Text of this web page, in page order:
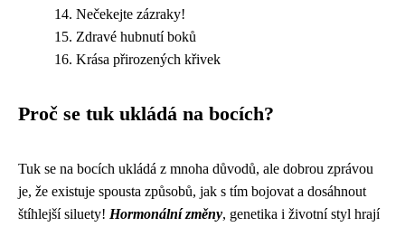
Nečekejte zázraky!
Zdravé hubnutí boků
Krása přirozených křivek
Proč se tuk ukládá na bocích?
Tuk se na bocích ukládá z mnoha důvodů, ale dobrou zprávou
je, že existuje spousta způsobů, jak s tím bojovat a dosáhnout
štíhlejší siluety! Hormonální změny, genetika i životní styl hrají